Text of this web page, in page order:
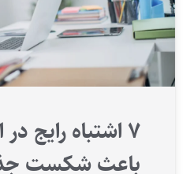
۷ اشتباه رایج
باعث شکست